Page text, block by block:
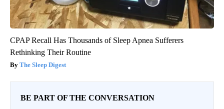
CPAP Recall Has Thousands of Sleep Apnea Sufferers
Rethinking Their Routine
The Sleep Digest
BE PART OF THE CONVERSATION